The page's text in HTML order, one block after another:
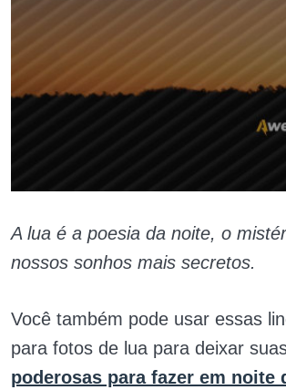
A lua é a poesia da noite, o
nossos sonhos mais secretos.
Você também pode usar essas
para fotos de lua para deixar
poderosas para fazer em noite